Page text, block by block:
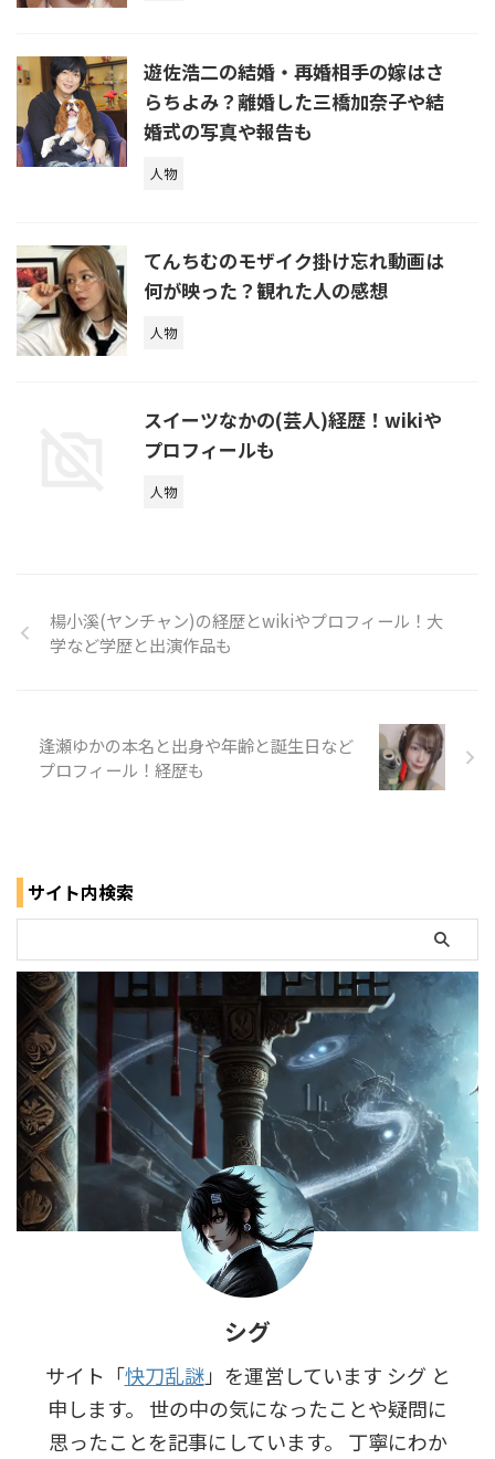
遊佐浩二の結婚・再婚相手の嫁はさ
らちよみ？離婚した三橋加奈子や結
婚式の写真や報告も
人物
てんちむのモザイク掛け忘れ動画は
何が映った？観れた人の感想
人物
スイーツなかの(芸人)経歴！wikiや
プロフィールも
人物
楊小溪(ヤンチャン)の経歴とwikiやプロフィール！大
学など学歴と出演作品も
逢瀬ゆかの本名と出身や年齢と誕生日など
プロフィール！経歴も
サイト内検索
シグ
サイト「快刀乱謎」を運営しています シグ と
申します。 世の中の気になったことや疑問に
思ったことを記事にしています。 丁寧にわか